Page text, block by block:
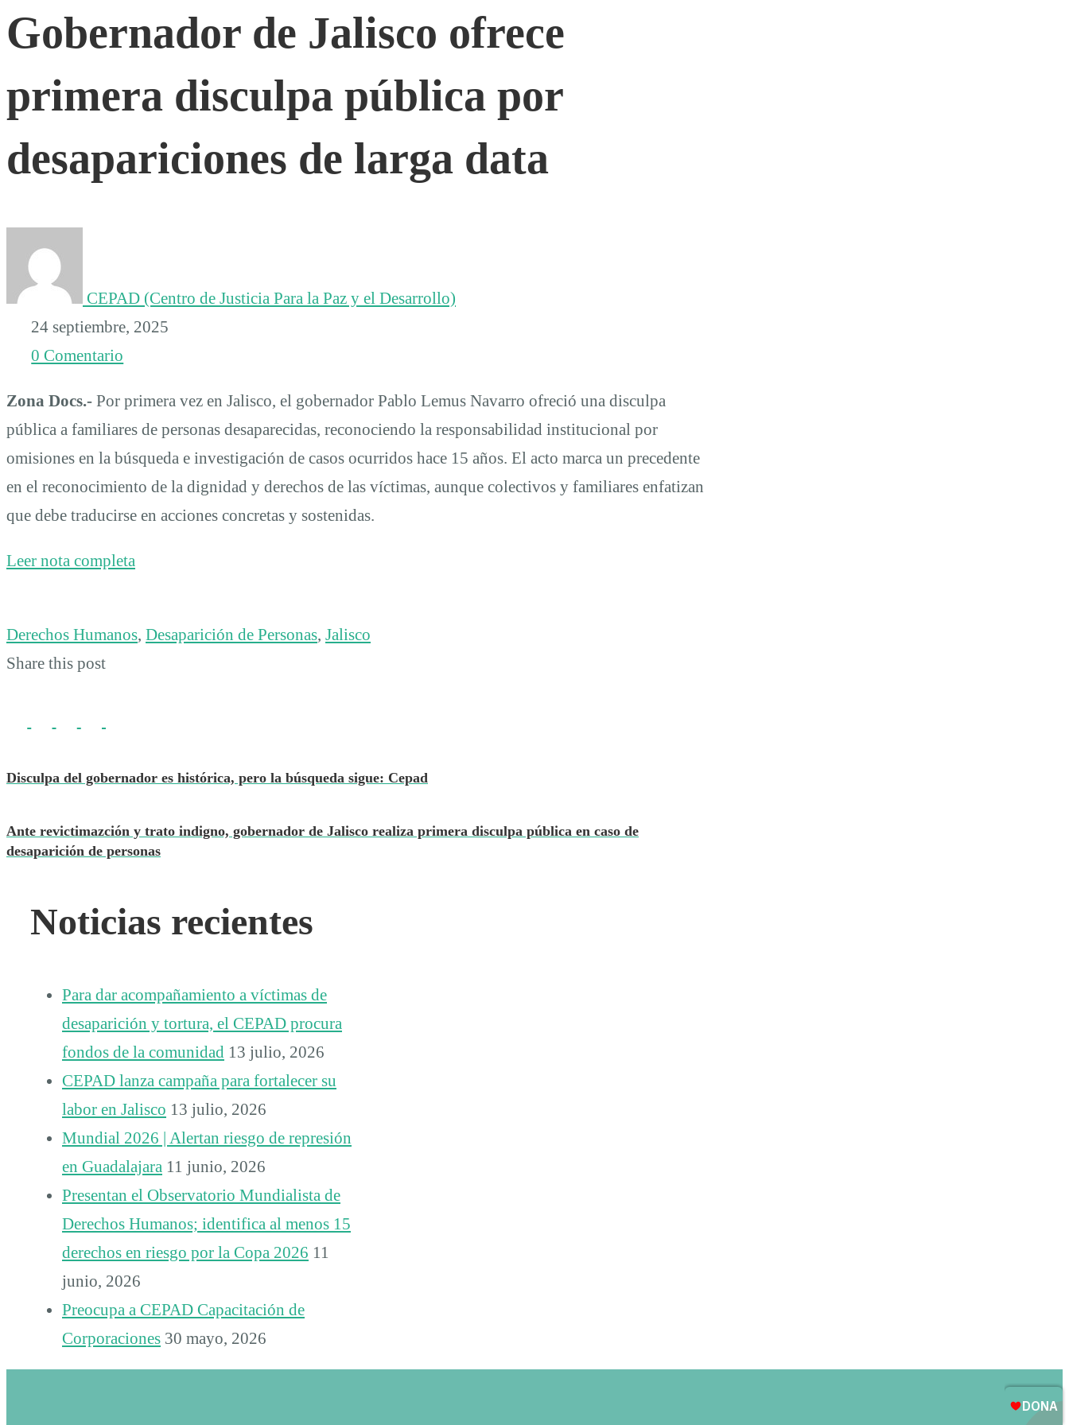
Jalisco
ofrece
primera
pública
por
desapariciones
de
larga
data
Gobernador de Jalisco ofrece
primera disculpa pública por
desapariciones de larga data
CEPAD (Centro de Justicia Para la Paz y el Desarrollo)
24 septiembre, 2025
0 Comentario
Zona Docs.- Por primera vez en Jalisco, el gobernador Pablo Lemus Navarro ofreció una disculpa
pública a familiares de personas desaparecidas, reconociendo la responsabilidad institucional por
omisiones en la búsqueda e investigación de casos ocurridos hace 15 años. El acto marca un precedente
en el reconocimiento de la dignidad y derechos de las víctimas, aunque colectivos y familiares enfatizan
que debe traducirse en acciones concretas y sostenidas.
Leer nota completa
Derechos Humanos, Desaparición de Personas, Jalisco
Share this post
Disculpa del gobernador es histórica, pero la búsqueda sigue: Cepad
Ante revictimazción y trato indigno, gobernador de Jalisco realiza primera disculpa pública en caso de
desaparición de personas
Noticias recientes
Para dar acompañamiento a víctimas de
desaparición y tortura, el CEPAD procura
fondos de la comunidad 13 julio, 2026
CEPAD lanza campaña para fortalecer su
labor en Jalisco 13 julio, 2026
Mundial 2026 | Alertan riesgo de represión
en Guadalajara 11 junio, 2026
Presentan el Observatorio Mundialista de
Derechos Humanos; identifica al menos 15
derechos en riesgo por la Copa 2026 11
junio, 2026
Preocupa a CEPAD Capacitación de
Corporaciones 30 mayo, 2026